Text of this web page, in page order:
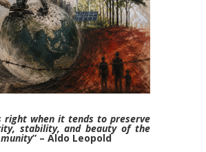
right when it tends to preserve
stability, and beauty of the
” – Aldo Leopold